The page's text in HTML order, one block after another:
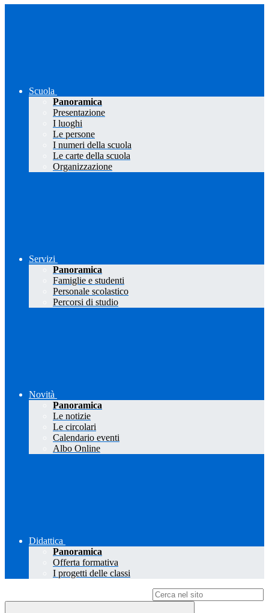
Scuola
Panoramica
Presentazione
I luoghi
Le persone
I numeri della scuola
Le carte della scuola
Organizzazione
Servizi
Panoramica
Famiglie e studenti
Personale scolastico
Percorsi di studio
Novità
Panoramica
Le notizie
Le circolari
Calendario eventi
Albo Online
Didattica
Panoramica
Offerta formativa
I progetti delle classi